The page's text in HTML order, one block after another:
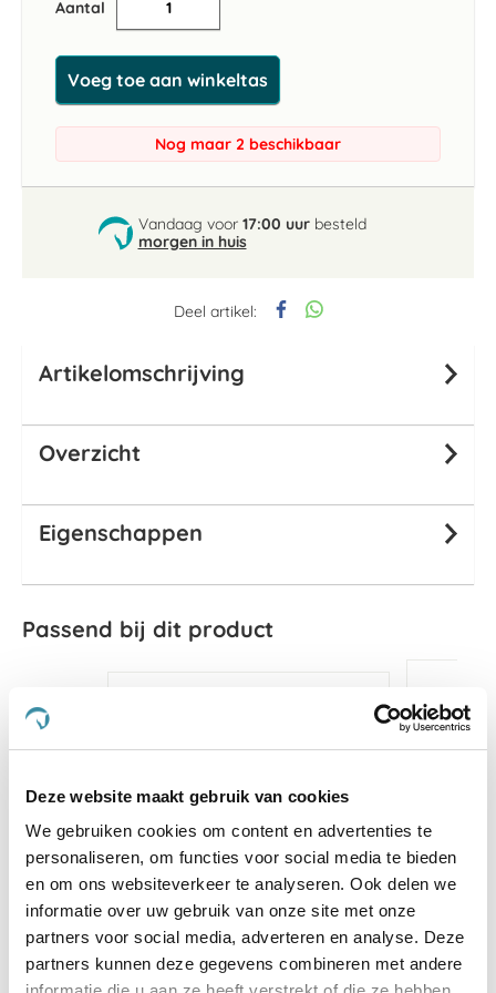
Deze website maakt gebruik van cookies
We gebruiken cookies om content en advertenties te
personaliseren, om functies voor social media te bieden
en om ons websiteverkeer te analyseren. Ook delen we
informatie over uw gebruik van onze site met onze
partners voor social media, adverteren en analyse. Deze
partners kunnen deze gegevens combineren met andere
Deel artikel:
Aantal
Voeg toe aan winkeltas
Nog maar 2 beschikbaar
Vandaag voor 17:00 uurbesteld
morgen in huis
Artikelomschrijving
Overzicht
Eigenschappen
Passend bij dit product